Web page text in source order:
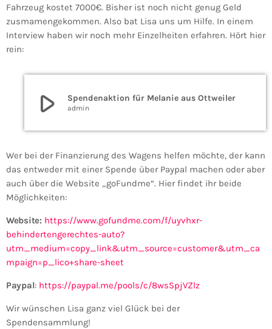
Fahrzeug kostet 7000€. Bisher ist noch nicht genug Geld
zusmamengekommen. Also bat Lisa uns um Hilfe. In einem
Interview haben wir noch mehr Einzelheiten erfahren. Hört hier
rein:
play_arrow Spendenaktion für Melanie aus Ottweiler
admin
Wer bei der Finanzierung des Wagens helfen möchte, der kann
das entweder mit einer Spende über Paypal machen oder aber
auch über die Website „goFundme“. Hier findet ihr beide
Möglichkeiten:
Website: https://www.gofundme.com/f/uyvhxr-
behindertengerechtes-auto?
utm_medium=copy_link&utm_source=customer&utm_ca
mpaign=p_lico+share-sheet
Paypal: https://paypal.me/pools/c/8wsSpjVZlz
Wir wünschen Lisa ganz viel Glück bei der
Spendensammlung!